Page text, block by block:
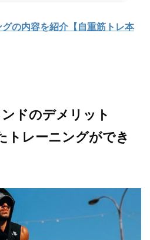
の内容を紹介【自重筋トレ本
ドのデメリット
トレーニングができ